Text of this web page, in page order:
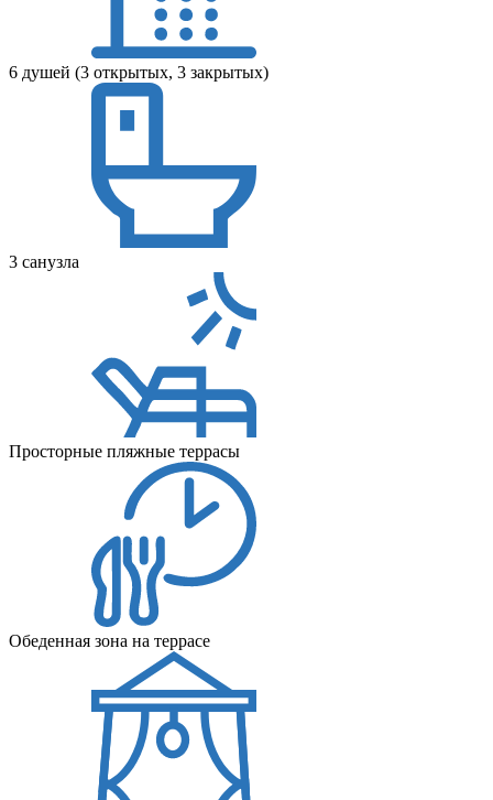
6 душей (3 открытых, 3 закрытых)
3 санузла
Просторные пляжные террасы
Обеденная зона на террасе